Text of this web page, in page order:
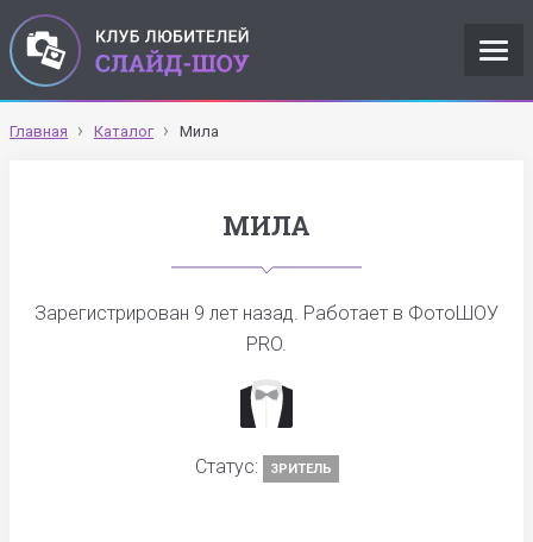
Главная Каталог Мила
МИЛА
Зарегистрирован 9 лет назад. Работает в ФотоШОУ
PRO.
Статус: ЗРИТЕЛЬ